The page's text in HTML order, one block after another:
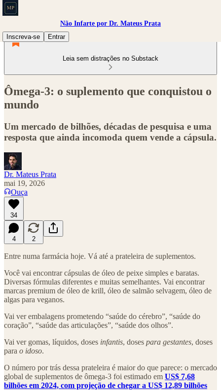
Não Infarte por Dr. Mateus Prata
Inscreva-se
Entrar
Leia sem distrações no Substack
Ômega-3: o suplemento que conquistou o
mundo
Um mercado de bilhões, décadas de pesquisa e uma
resposta que ainda incomoda quem vende a cápsula.
Dr. Mateus Prata
mai 19, 2026
Ouça
34
4 2
Entre numa farmácia hoje. Vá até a prateleira de suplementos.
Você vai encontrar cápsulas de óleo de peixe simples e baratas.
Diversas fórmulas diferentes e muitas semelhantes. Vai encontrar
marcas premium de óleo de krill, óleo de salmão selvagem, óleo de
algas para veganos.
Vai ver embalagens prometendo “saúde do cérebro”, “saúde do
coração”, “saúde das articulações”, “saúde dos olhos”.
Vai ver gomas, líquidos, doses infantis, doses para gestantes, doses
para o idoso.
O número por trás dessa prateleira é maior do que parece: o mercado
global de suplementos de ômega-3 foi estimado em US$ 7,68
bilhões em 2024, com projeção de chegar a US$ 12,89 bilhões